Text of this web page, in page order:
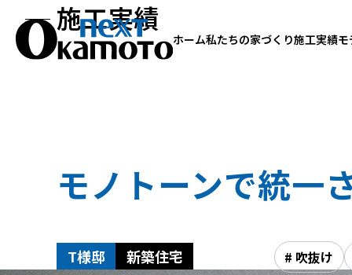
ホーム私たちの家づくり施工実績
施工実績
モノトーンで統一
T様邸 新築住宅 # 吹抜け